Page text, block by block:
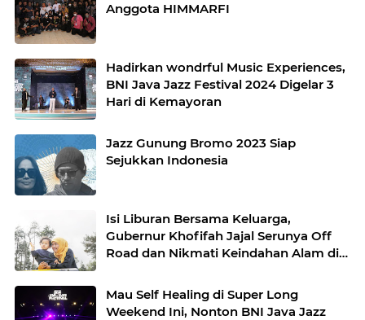
Anggota HIMMARFI
Hadirkan wondrful Music Experiences,
BNI Java Jazz Festival 2024 Digelar 3
Hari di Kemayoran
Jazz Gunung Bromo 2023 Siap
Sejukkan Indonesia
Isi Liburan Bersama Keluarga,
Gubernur Khofifah Jajal Serunya Off
Road dan Nikmati Keindahan Alam di
Mau Self Healing di Super Long
Weekend Ini, Nonton BNI Java Jazz